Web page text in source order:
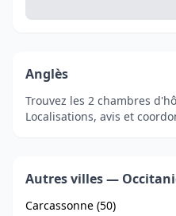
Anglès
Trouvez les 2 chambres
Localisations, avis et
Autres villes —
Carcassonne (50)